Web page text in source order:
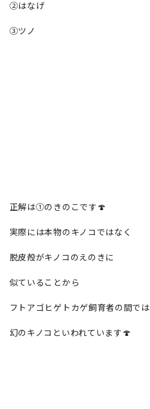
②はなげ
③ツノ
正解は①のきのこです🍄
実際には本物のキノコではなく
脱皮殻がキノコのえのきに
似ていることから
フトアゴヒゲトカゲ飼育者の間では
幻のキノコといわれています🍄